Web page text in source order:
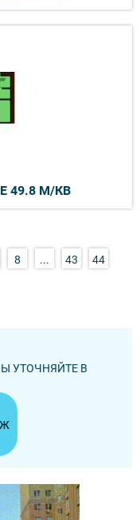
49.8 М/КВ
8 ... 43 44
УТОЧНЯЙТЕ В